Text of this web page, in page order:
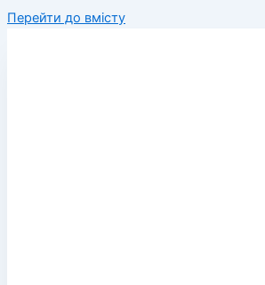
Перейти до вмісту